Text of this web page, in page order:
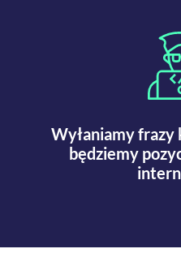
Wyłaniamy frazy
będziemy